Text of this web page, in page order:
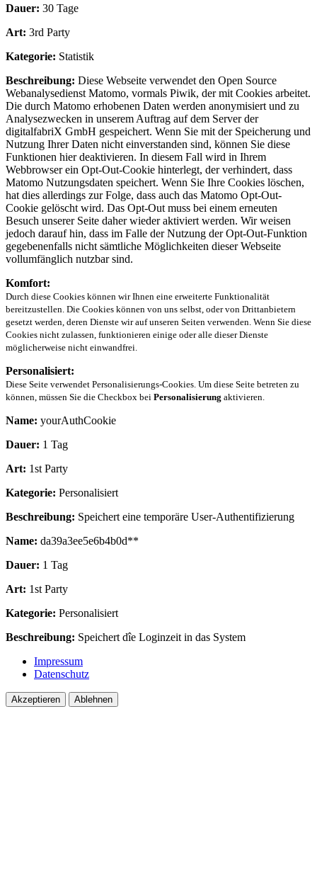
Dauer: 30 Tage
Art: 3rd Party
Kategorie: Statistik
Beschreibung: Diese Webseite verwendet den Open Source
Webanalysedienst Matomo, vormals Piwik, der mit Cookies arbeitet.
Die durch Matomo erhobenen Daten werden anonymisiert und zu
Analysezwecken in unserem Auftrag auf dem Server der
digitalfabriX GmbH gespeichert. Wenn Sie mit der Speicherung und
Nutzung Ihrer Daten nicht einverstanden sind, können Sie diese
Funktionen hier deaktivieren. In diesem Fall wird in Ihrem
Webbrowser ein Opt-Out-Cookie hinterlegt, der verhindert, dass
Matomo Nutzungsdaten speichert. Wenn Sie Ihre Cookies löschen,
hat dies allerdings zur Folge, dass auch das Matomo Opt-Out-
Cookie gelöscht wird. Das Opt-Out muss bei einem erneuten
Besuch unserer Seite daher wieder aktiviert werden. Wir weisen
jedoch darauf hin, dass im Falle der Nutzung der Opt-Out-Funktion
gegebenenfalls nicht sämtliche Möglichkeiten dieser Webseite
vollumfänglich nutzbar sind.
Komfort:
Durch diese Cookies können wir Ihnen eine erweiterte Funktionalität
bereitzustellen. Die Cookies können von uns selbst, oder von Drittanbietern
gesetzt werden, deren Dienste wir auf unseren Seiten verwenden. Wenn Sie diese
Cookies nicht zulassen, funktionieren einige oder alle dieser Dienste
möglicherweise nicht einwandfrei.
Personalisiert:
Diese Seite verwendet Personalisierungs-Cookies. Um diese Seite betreten zu
können, müssen Sie die Checkbox bei Personalisierung aktivieren.
Name: yourAuthCookie
Dauer: 1 Tag
Art: 1st Party
Kategorie: Personalisiert
Beschreibung: Speichert eine temporäre User-Authentifizierung
Name: da39a3ee5e6b4b0d**
Dauer: 1 Tag
Art: 1st Party
Kategorie: Personalisiert
Beschreibung: Speichert dîe Loginzeit in das System
Impressum
Datenschutz
Akzeptieren Ablehnen